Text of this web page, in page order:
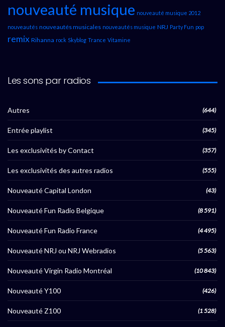
nouveauté musique nouveauté musique 2012
nouveautés nouveautés musicales nouveautés musique NRJ Party Fun pop
remix Rihanna rock Skyblog Trance Vitamine
Les sons par radios
Autres (644)
Entrée playlist (345)
Les exclusivités by Contact (357)
Les exclusivités des autres radios (555)
Nouveauté Capital London (43)
Nouveauté Fun Radio Belgique (8 591)
Nouveauté Fun Radio France (4 495)
Nouveauté NRJ ou NRJ Webradios (5 563)
Nouveauté Virgin Radio Montréal (10 843)
Nouveauté Y100 (426)
Nouveauté Z100 (1 528)